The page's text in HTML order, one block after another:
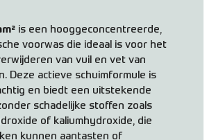
is een hooggeconcentreerde,
voorwas die ideaal is voor het
van vuil en vet van
Deze actieve schuimformule is
en biedt een uitstekende
schadelijke stoffen zoals
of kaliumhydroxide, die
kunnen aantasten of